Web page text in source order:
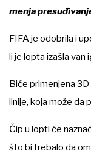
menja
FIFA je odobrila i
li je lopta izašla
Biće primenjena
linije, koja može da
Čip u lopti će
što bi trebalo da